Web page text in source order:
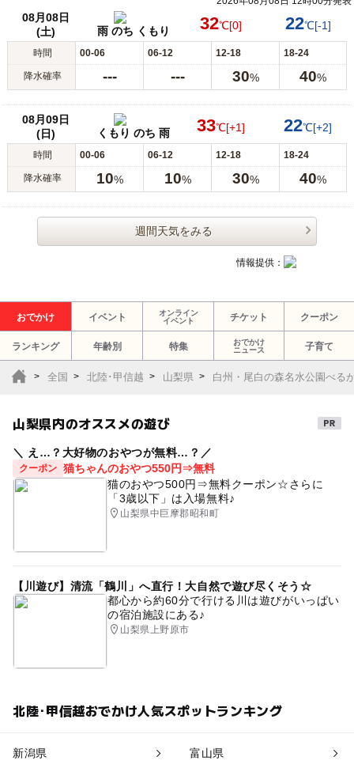
08月08日
(土)
雨 のち くもり 32℃[0] 22℃[-1]
時間 00-06 06-12 12-18 18-24
降水確率 --- --- 30% 40%
08月09日
(日)
くもり のち 雨 33℃[+1] 22℃[+2]
時間 00-06 06-12 12-18 18-24
降水確率 10% 10% 30% 40%
週間天気をみる
情報提供：
おでかけ イベント
オンライン
イベント
チケット クーポン
ランキング 年齢別 特集
おでかけ
ニュース
子育て
全国 北陸･甲信越 山梨県 白州・尾白の森名水公園べる
山梨県内のオススメの遊び
＼ え…？大好物のおやつが無料…？／
クーポン 猫ちゃんのおやつ550円⇒無料
猫のおやつ500円⇒無料クーポン☆さらに
「3歳以下」は入場無料♪
山梨県中巨摩郡昭和町
【川遊び】清流「鶴川」へ直行！大自然で遊び尽くそう☆
都心から約60分で行ける川は遊びがいっぱい
の宿泊施設にある♪
山梨県上野原市
北陸･甲信越おでかけ人気スポットランキング
新潟県 富山県